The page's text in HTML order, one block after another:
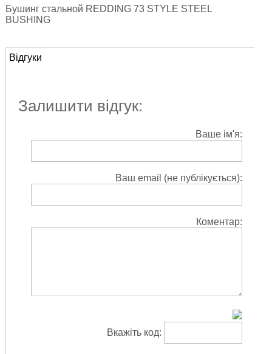
Бушинг стальной REDDING 73 STYLE STEEL
BUSHING
Відгуки
Залишити відгук:
Ваше ім'я:
Ваш email (не публікується):
Коментар:
Вкажіть код: